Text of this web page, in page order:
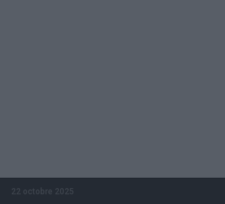
22 octobre 2025